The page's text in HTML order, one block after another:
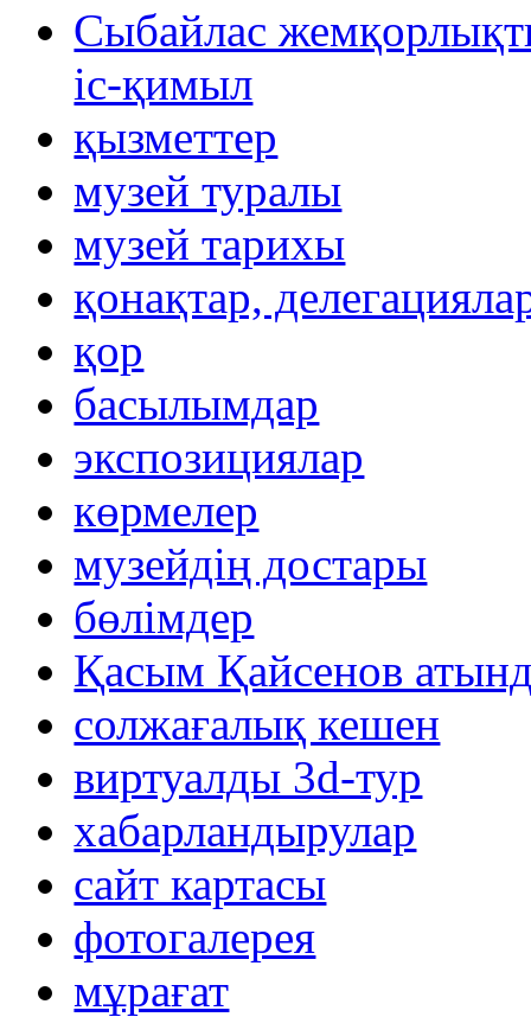
Сыбайлас
іс-қимыл
қызметтер
музей туралы
музей тарихы
қонақтар,
қор
басылымдар
экспозициялар
көрмелер
музейдің достары
бөлімдер
Қасым Қайсенов
солжағалық кешен
виртуалды 3d-тур
xабарландырулар
сайт картасы
фотогалерея
мұрағат